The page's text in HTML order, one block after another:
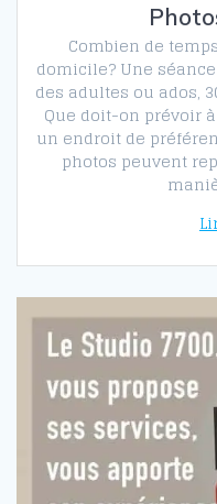
Combien de
domicile? Une
des adultes ou ados,
Que doit-on prévoir
un endroit de
photos peuvent